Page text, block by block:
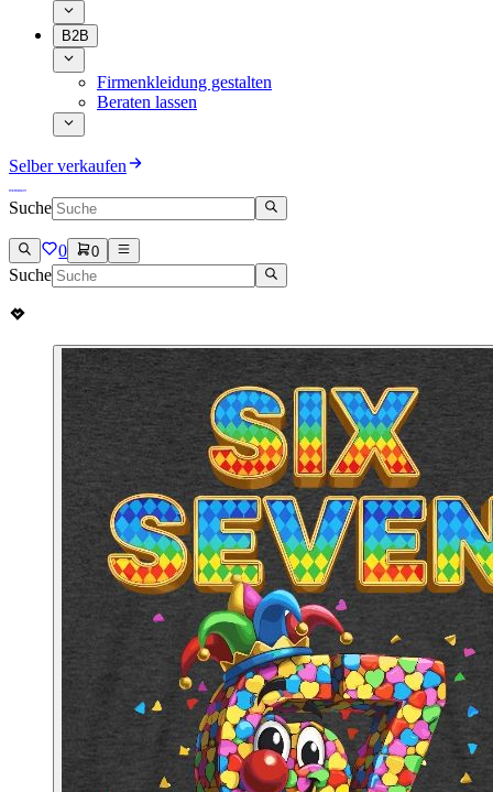
B2B
Firmenkleidung gestalten
Beraten lassen
Selber verkaufen
Suche
0 0
Suche